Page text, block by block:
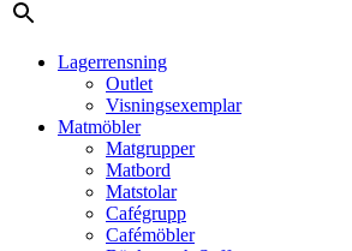
Lagerrensning
Outlet
Visningsexemplar
Matmöbler
Matgrupper
Matbord
Matstolar
Cafégrupp
Cafémöbler